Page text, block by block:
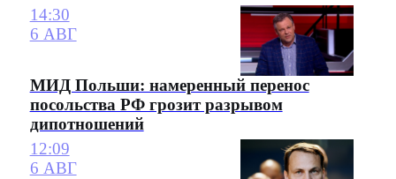
14:30
6 АВГ
МИД Польши: намеренный перенос
посольства РФ грозит разрывом
дипотношений
12:09
6 АВГ